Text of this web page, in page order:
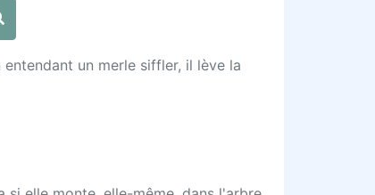
un merle siffler, il lève la